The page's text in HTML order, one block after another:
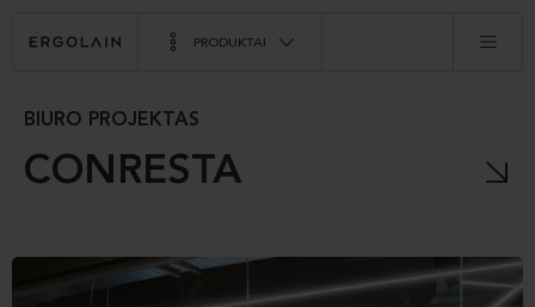
PRODUKTAI
BIURO PROJEKTAS
CONRESTA